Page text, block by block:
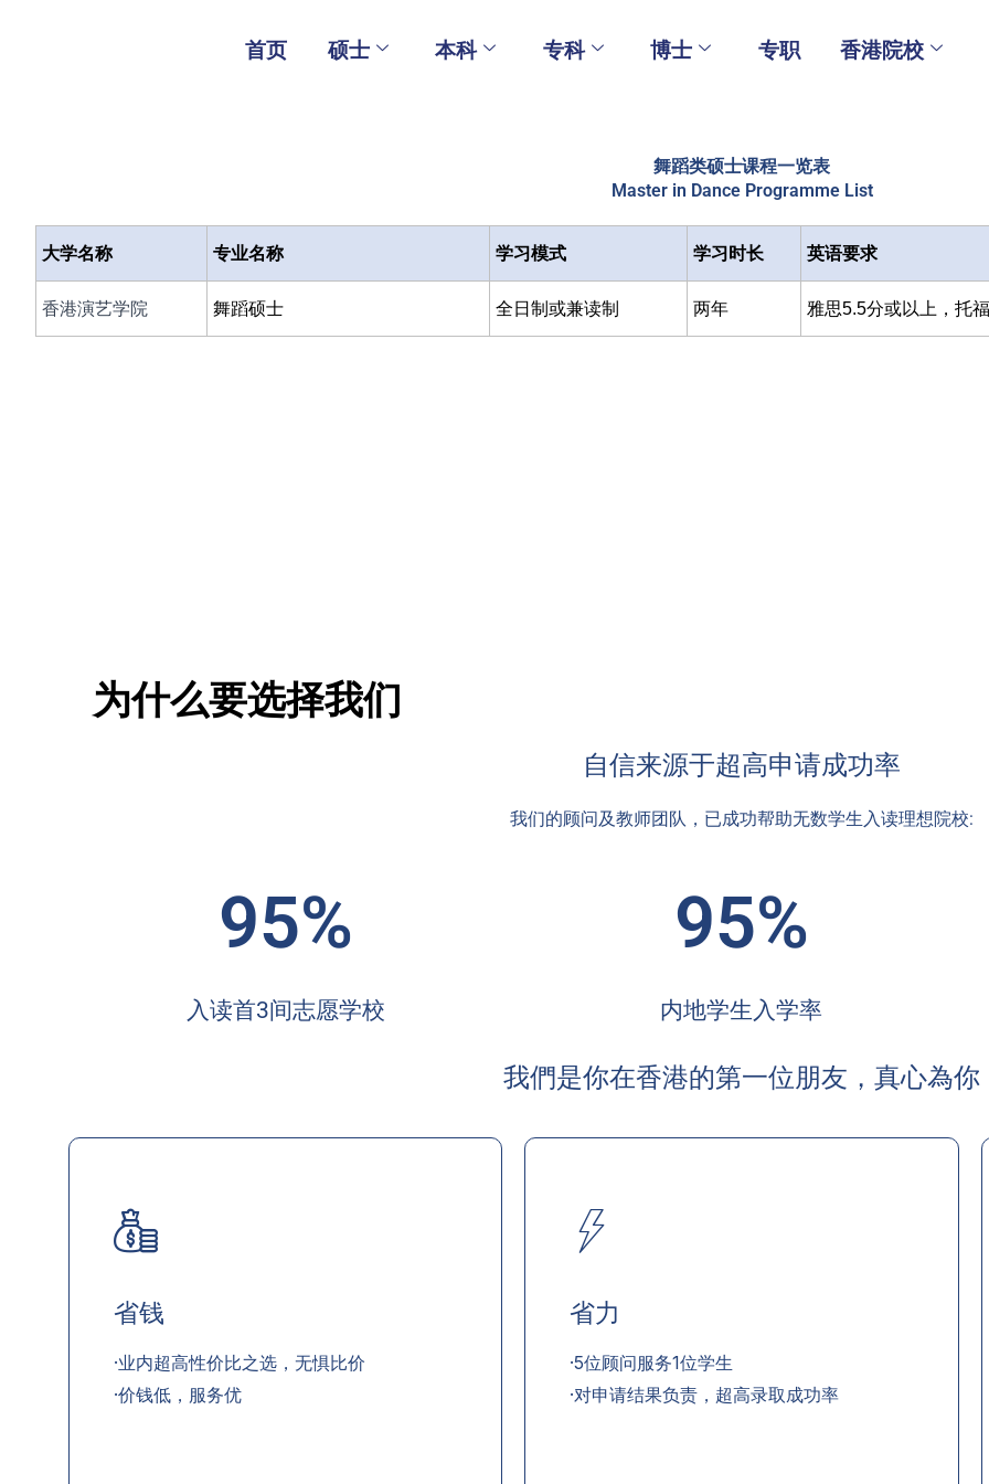
首页 硕士 本科 专科 博士 专职 香港院校
舞蹈类硕士课程一览表
Master in Dance Programme List
大学名称 专业名称 学习模式 学习时长 英语要求
香港演艺学院 舞蹈硕士 全日制或兼读制 两年 雅思5.5分或以上，托
为什么要选择我们
自信来源于超高申请成功率
我们的顾问及教师团队，已成功帮助无数学生入读理想院校:
95%
入读首3间志愿学校
95%
内地学生入学率
我們是你在香港的第一位朋友，真心為你
省钱
·业内超高性价比之选，无惧比价
·价钱低，服务优
省力
·5位顾问服务1位学生
·对申请结果负责，超高录取成功率